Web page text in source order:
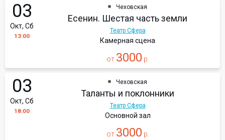
03
Окт, Сб
13:00
Чеховская
Есенин. Шестая часть земли
Театр Сфера
Камерная сцена
от 3000 р.
03
Окт, Сб
18:00
Чеховская
Таланты и поклонники
Театр Сфера
Основной зал
от 3000 р.